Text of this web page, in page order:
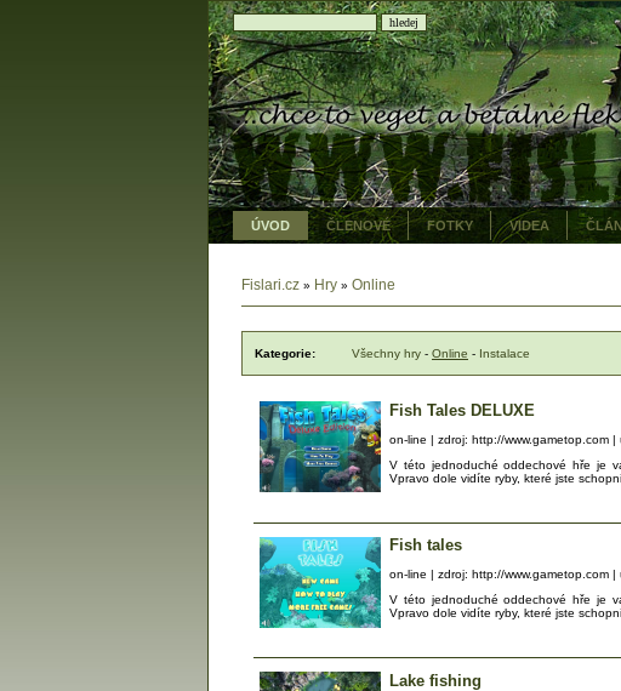
ÚVOD ČLENOVÉ FOTKY VIDEA
Fislari.cz » Hry » Online
Kategorie: Všechny hry - Online - Instalace
Fish Tales DELUXE
on-line | zdroj: http://www.gametop.com |
V této jednoduché oddechové hře je
Vpravo dole vidíte ryby, které jste
Fish tales
on-line | zdroj: http://www.gametop.com |
V této jednoduché oddechové hře je
Vpravo dole vidíte ryby, které jste
Lake fishing